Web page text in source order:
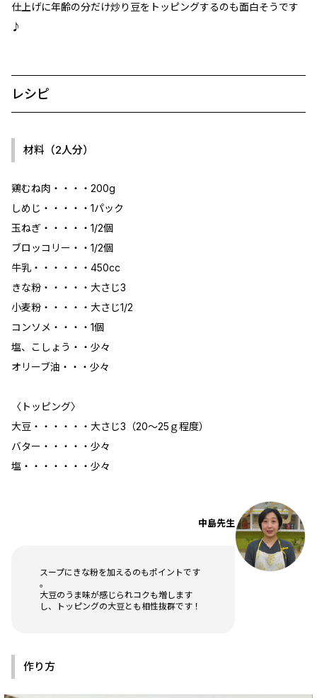
仕上げに年齢の分だけ炒り豆をトッピングするのも面白そうです
♪
レシピ
材料（2人分）
鶏むね肉・・・・200g
しめじ・・・・・1パック
玉ねぎ・・・・・1/2個
ブロッコリー・・1/2個
牛乳・・・・・・450cc
きな粉・・・・・大さじ3
小麦粉・・・・・大さじ1/2
コンソメ・・・・1個
塩、こしょう・・少々
オリーブ油・・・少々
〈トッピング〉
大豆・・・・・・大さじ3（20～25ｇ程度）
バター・・・・・少々
塩・・・・・・・少々
中島先生
スープにきな粉を加えるのもポイントです
。
大豆のうま味が感じられコクも増します
し、トッピングの大豆とも相性抜群です！
作り方